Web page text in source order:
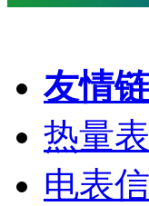
友情
热量
电表